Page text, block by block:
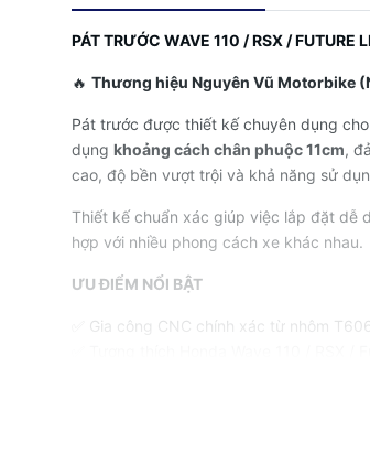
PÁT TRƯỚC WAVE 110 / RSX /
🔥 Thương hiệu Nguyên Vũ Motorbike
Pát trước được thiết kế chuyên dụng cho
dụng khoảng cách chân phuộc 11cm,
cao, độ bền vượt trội và khả năng sử
Thiết kế chuẩn xác giúp việc lắp đặt dễ
hợp với nhiều phong cách xe khác nhau.
ƯU ĐIỂM NỔI BẬT
✅ Gia công CNC chính xác từ nhôm